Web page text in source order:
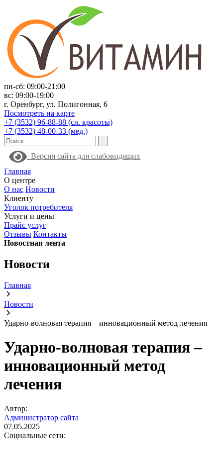
пн-сб: 09:00-21:00
вс: 09:00-19:00
г. Оренбург, ул. Полигонная, 6
Посмотреть на карте
+7 (3532) 96-88-88 (сл. красоты)
+7 (3532) 48-00-33 (мед.)
Версия сайта для слабовидящих
Главная
О центре
О нас Новости
Клиенту
Уголок потребителя
Услуги и цены
Прайс услуг
Отзывы Контакты
Новостная лента
Новости
Главная
Новости
Ударно-волновая терапия – инновационный метод лечения
Ударно-волновая терапия –
инновационный метод
лечения
Автор:
Администратор сайта
07.05.2025
Социальные сети: